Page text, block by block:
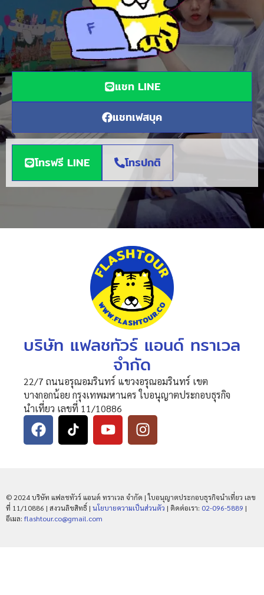
แชท LINE
แชทเฟสบุค
โทรฟรี LINE โทรปกติ
บริษัท แฟลชทัวร์ แอนด์ ทราเวล
จำกัด
22/7 ถนนอรุณอมรินทร์ แขวงอรุณอมรินทร์ เขต
บางกอกน้อย กรุงเทพมหานคร ใบอนุญาตประกอบธุรกิจ
นำเที่ยว เลขที่ 11/10886
© 2024 บริษัท แฟลชทัวร์ แอนด์ ทราเวล จำกัด | ใบอนุญาตประกอบธุรกิจนำเที่ยว เลข
ที่ 11/10886 | สงวนลิขสิทธิ์ | นโยบายความเป็นส่วนตัว | ติดต่อเรา: 02-096-5889 |
อีเมล: flashtour.co@gmail.com